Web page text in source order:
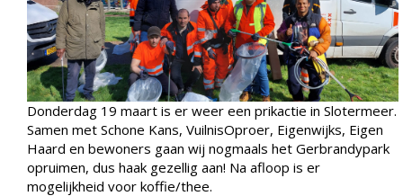
Donderdag 19 maart is er weer een prikactie in Slotermeer.
Samen met Schone Kans, VuilnisOproer, Eigenwijks, Eigen
Haard en bewoners gaan wij nogmaals het Gerbrandypark
opruimen, dus haak gezellig aan! Na afloop is er
mogelijkheid voor koffie/thee.